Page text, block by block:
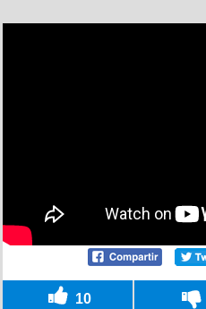
10